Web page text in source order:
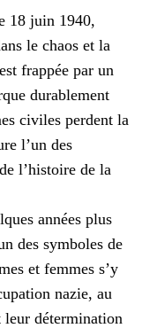
18 juin 1940,
le chaos et la
frappée par un
durablement
civiles perdent la
l’un des
l’histoire de la
années plus
des symboles de
et femmes s’y
nazie, au
détermination